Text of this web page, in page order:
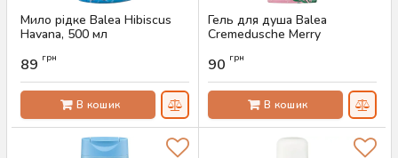
Мило рідке Balea Hibiscus
Havana, 500 мл
89 грн
В кошик
Гель для душа Balea
Cremedusche Merry
Артикул:
90 грн
В кошик